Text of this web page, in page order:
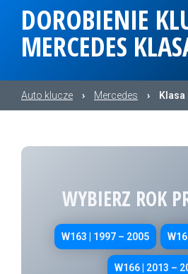
DOROBIENIE
MERCEDES
Auto klucze › Mercedes › Klasa
WYBIERZ ROK
W163 | 1997 – 2005
W166 | 2013 –